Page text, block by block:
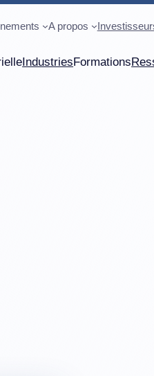
A propos
Industries Formations